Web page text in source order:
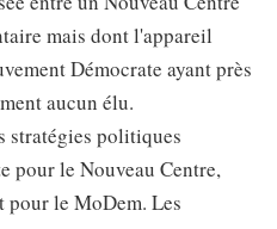
mais dont l'appareil
Démocrate ayant près
aucun élu.
stratégies politiques
pour le Nouveau Centre,
pour le MoDem. Les